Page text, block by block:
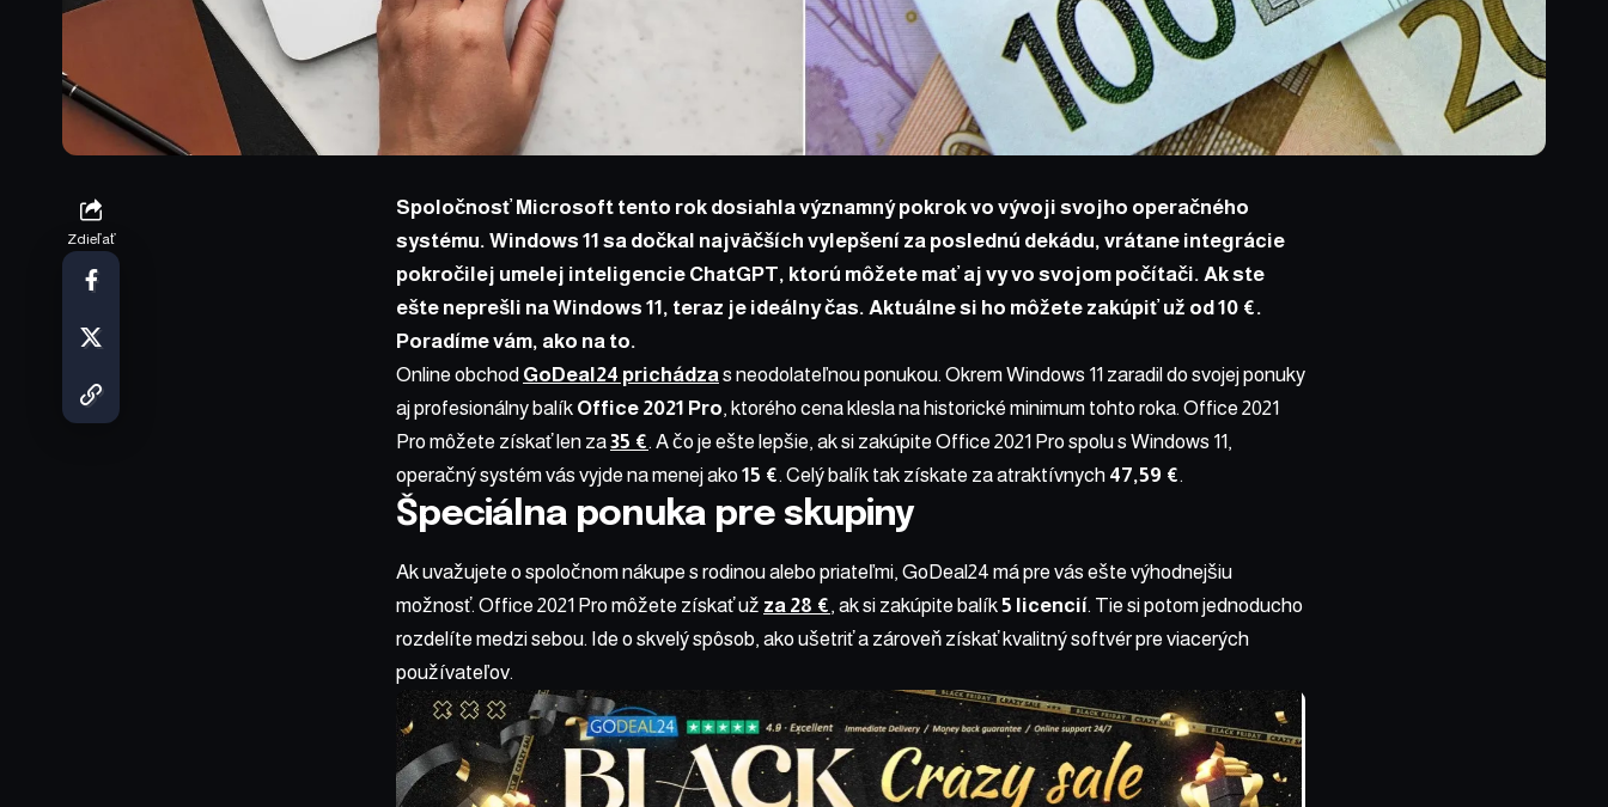
Zdieľať
Spoločnosť Microsoft tento rok dosiahla významný pokrok vo vývoji svojho operačného
systému. Windows 11 sa dočkal najväčších vylepšení za poslednú dekádu, vrátane integrácie
pokročilej umelej inteligencie ChatGPT, ktorú môžete mať aj vy vo svojom počítači. Ak ste
ešte neprešli na Windows 11, teraz je ideálny čas. Aktuálne si ho môžete zakúpiť už od 10 €.
Poradíme vám, ako na to.
Online obchod GoDeal24 prichádzas neodolateľnou ponukou. Okrem Windows 11 zaradil do svojej ponuky
aj profesionálny balík Office 2021 Pro, ktorého cena klesla na historické minimum tohto roka. Office 2021
Pro môžete získať len za35 €. A čo je ešte lepšie, ak si zakúpite Office 2021 Pro spolu s Windows 11,
operačný systém vás vyjde na menej ako 15 €. Celý balík tak získate za atraktívnych 47,59 €.
Špeciálna ponuka pre skupiny
Ak uvažujete o spoločnom nákupe s rodinou alebo priateľmi, GoDeal24 má pre vás ešte výhodnejšiu
možnosť. Office 2021 Pro môžete získať už za 28 €, ak si zakúpite balík5 licencií. Tie si potom jednoducho
rozdelíte medzi sebou. Ide o skvelý spôsob, ako ušetriť a zároveň získať kvalitný softvér pre viacerých
používateľov.